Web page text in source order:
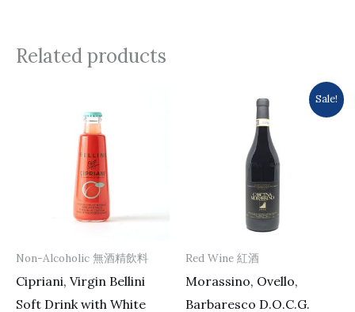
Related products
Non-Alcoholic 無酒精飲料
Cipriani, Virgin Bellini
Soft Drink with White
Sale!
Red Wine 紅酒
Morassino, Ovello,
Barbaresco D.O.C.G.
$518.0.
price
is:
$490.0.